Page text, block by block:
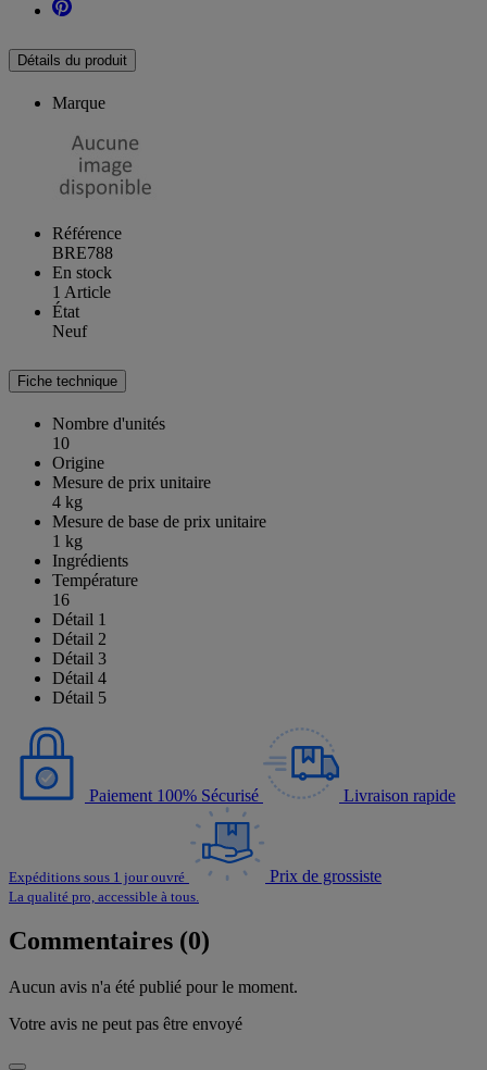
Détails du produit
Marque
Référence
BRE788
En stock
1 Article
État
Neuf
Fiche technique
Nombre d'unités
10
Origine
Mesure de prix unitaire
4 kg
Mesure de base de prix unitaire
1 kg
Ingrédients
Température
16
Détail 1
Détail 2
Détail 3
Détail 4
Détail 5
Paiement 100% Sécurisé Livraison rapide
Expéditions sous 1 jour ouvré Prix de grossiste
La qualité pro, accessible à tous.
Commentaires (0)
Aucun avis n'a été publié pour le moment.
Votre avis ne peut pas être envoyé